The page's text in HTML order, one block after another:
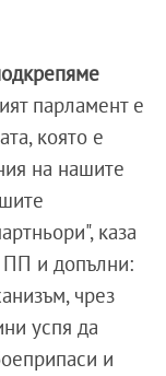
парламент е
която е
на нашите
каза
ПП и допълни:
чрез
успя да
и